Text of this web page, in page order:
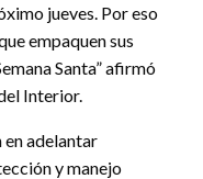
jueves. Por eso
empaquen sus
Santa” afirmó
Interior.
en adelantar
y manejo